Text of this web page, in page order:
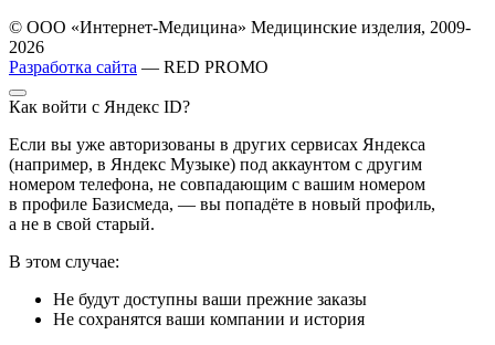
© ООО «Интернет-Медицина» Медицинские изделия, 2009-
2026
Разработка сайта — RED PROMO
Как войти с Яндекс ID?
Если вы уже авторизованы в других сервисах Яндекса
(например, в Яндекс Музыке) под аккаунтом с другим
номером телефона, не совпадающим с вашим номером
в профиле Базисмеда, — вы попадёте в новый профиль,
а не в свой старый.
В этом случае:
Не будут доступны ваши прежние заказы
Не сохранятся ваши компании и история